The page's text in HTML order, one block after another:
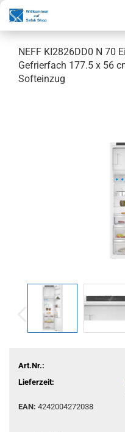
NEFF KI2826DD0 N 70
Gefrierfach 177.5 x 56
Softeinzug
Art.Nr.:
Lieferzeit:
EAN: 4242004272038